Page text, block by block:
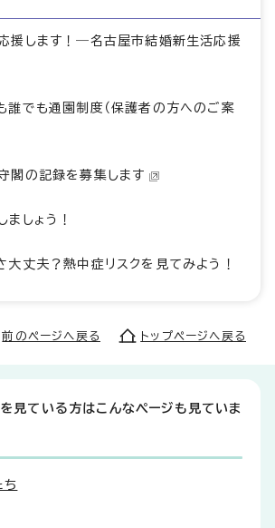
援します！―名古屋市結婚新生活応援
誰でも通園制度（保護者の方へのご案
閣の記録を募集します
ましょう！
大丈夫？熱中症リスクを見てみよう！
前のページへ戻る トップページへ戻る
見ている方はこんなページも見ていま
ち